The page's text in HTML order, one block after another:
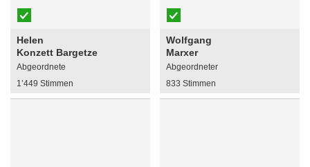
Helen
Konzett Bargetze
Abgeordnete
1’449 Stimmen
Wolfgang
Marxer
Abgeordneter
833 Stimmen